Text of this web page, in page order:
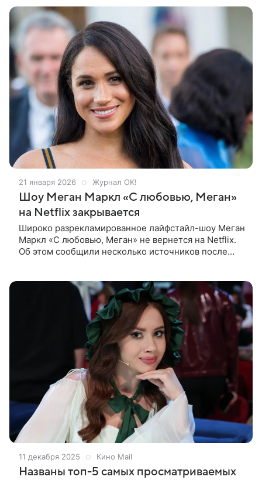
21 января 2026 Журнал OK!
Шоу Меган Маркл «С любовью, Меган»
на Netflix закрывается
Широко разрекламированное лайфстайл-шоу Меган
Маркл «С любовью, Меган» не вернется на Netflix.
Об этом сообщили несколько источников после
11 декабря 2025 Кино Mail
Названы топ-5 самых просматриваемых